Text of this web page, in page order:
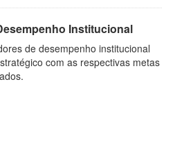
Institucional
de desempenho institucional
com as respectivas metas